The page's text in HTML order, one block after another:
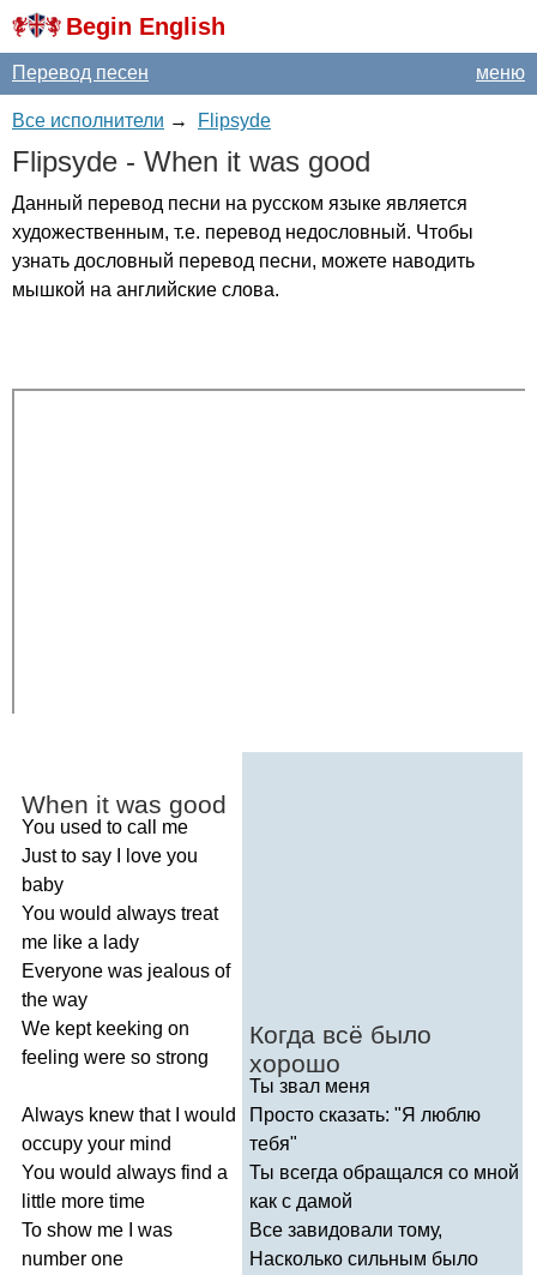
Begin English
меню
Перевод песен
Все исполнители → Flipsyde
Flipsyde - When it was good
Данный перевод песни на русском языке является
художественным, т.е. перевод недословный. Чтобы
узнать дословный перевод песни, можете наводить
мышкой на английские слова.
When it was good
You used to call
me
Just to say love you
baby
You would always treat
me like a lady
Everyone was jealous of
the way
We kept keeking on
feeling were so strong
Always knew that
would
occupy your mind
You would always find a
little more time
To show me
was
number one
Когда всё было
хорошо
Ты звал меня
Просто сказать: "Я люблю
тебя"
Ты всегда обращался со мной
как с дамой
Все завидовали тому,
Насколько сильным было